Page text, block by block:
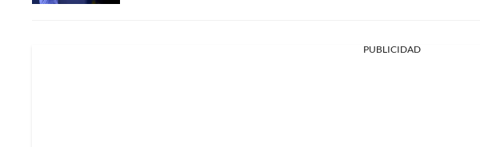
PUBLICIDAD